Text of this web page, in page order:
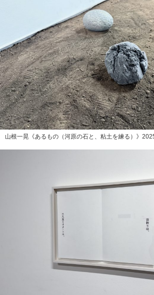
山根一晃《あるもの（河原の石と、粘土を練る）》